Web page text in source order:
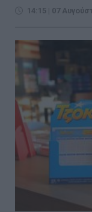
14:15 | 07